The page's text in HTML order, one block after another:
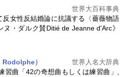
世界大百科事典
女性反結婚論に抗議する〈薔薇物語
ヌ・ダルク賛Ditié de Jeanne d'Arc》
）
世界人名大辞典
習曲「42の奇想曲もしくは練習曲」,